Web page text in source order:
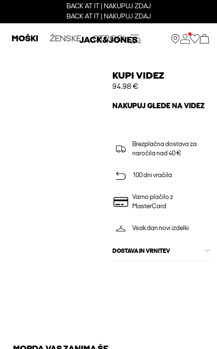
BACK AT IT | NAKUPUJ ZDAJ
BACK AT IT | NAKUPUJ ZDAJ
MOŠKI ŽENSKE OTROCI
KUPI VIDEZ
94.98 €
NAKUPUJ GLEDE NA VIDEZ
Brezplačna dostava za
naročila nad 40 €
100 dni vračila
Varno plačilo z
MasterCard
Vsak dan novi izdelki
DOSTAVA IN VRNITEV